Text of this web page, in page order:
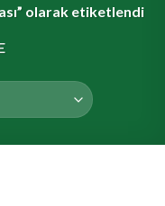
olarak etiketlendi